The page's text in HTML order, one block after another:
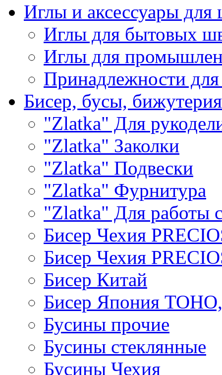
Иглы и аксессуары
Иглы для бытовых
Иглы для
Принадлежности
Бисер, бусы, бижутерия
"Zlatka" Для
"Zlatka" Заколки
"Zlatka" Подвески
"Zlatka" Фурнитура
"Zlatka" Для работы
Бисер Чехия
Бисер Чехия
Бисер Китай
Бисер Япония
Бусины прочие
Бусины стеклянные
Бусины Чехия